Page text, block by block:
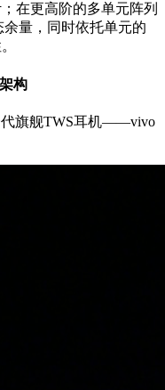
在更高阶的多单元阵列
量，同时依托单元的
构
代旗舰TWS耳机——vivo